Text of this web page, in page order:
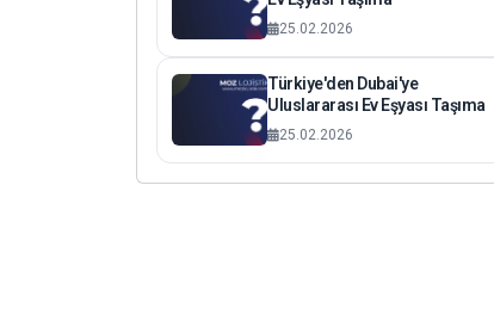
25.02.2026
Türkiye'den Dubai'ye
Uluslararası Ev Eşyası Taşıma
25.02.2026